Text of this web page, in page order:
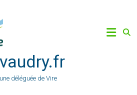
déléguée de Vire